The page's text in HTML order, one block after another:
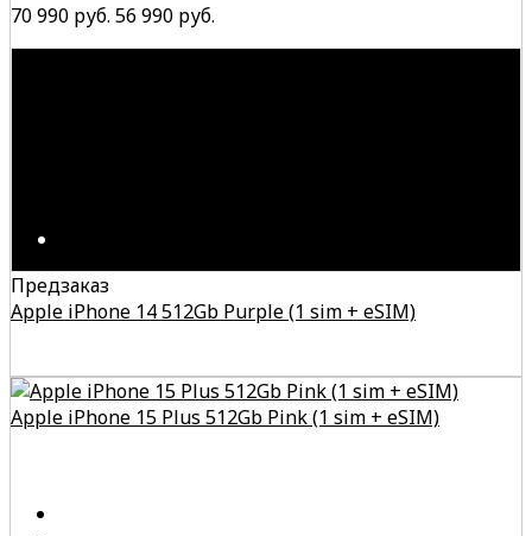
70 990 руб. 56 990 руб.
Предзаказ
Apple iPhone 14 512Gb Purple (1 sim + eSIM)
Apple iPhone 15 Plus 512Gb Pink (1 sim + eSIM)